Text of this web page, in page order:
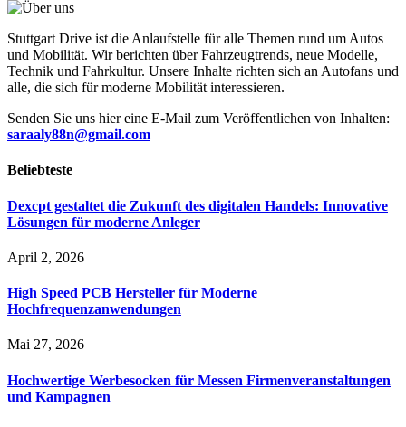
Stuttgart Drive ist die Anlaufstelle für alle Themen rund um Autos
und Mobilität. Wir berichten über Fahrzeugtrends, neue Modelle,
Technik und Fahrkultur. Unsere Inhalte richten sich an Autofans und
alle, die sich für moderne Mobilität interessieren.
Senden Sie uns hier eine E-Mail zum Veröffentlichen von Inhalten:
saraaly88n@gmail.com
Beliebteste
Dexcpt gestaltet die Zukunft des digitalen Handels: Innovative
Lösungen für moderne Anleger
April 2, 2026
High Speed PCB Hersteller für Moderne
Hochfrequenzanwendungen
Mai 27, 2026
Hochwertige Werbesocken für Messen Firmenveranstaltungen
und Kampagnen